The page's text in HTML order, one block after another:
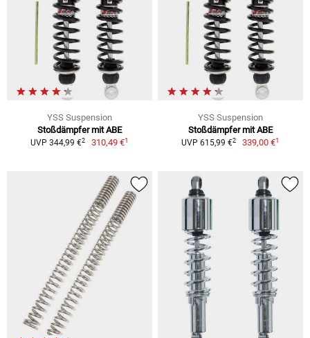
YSS Suspension
Stoßdämpfer mit ABE
UVP 344,99 €2 310,49 €1
YSS Suspension
Stoßdämpfer mit ABE
UVP 615,99 €2 339,00 €1